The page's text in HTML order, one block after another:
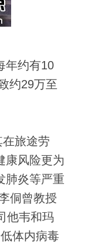
年约有10
约29万至
旅途劳
康风险更为
肺炎等严重
侗曾教授
他韦和玛
体内病毒